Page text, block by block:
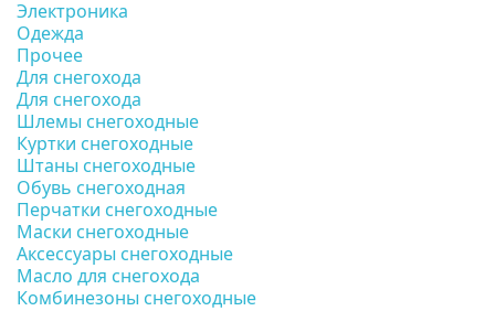
Электроника
Одежда
Прочее
Для снегохода
Для снегохода
Шлемы снегоходные
Куртки снегоходные
Штаны снегоходные
Обувь снегоходная
Перчатки снегоходные
Маски снегоходные
Аксессуары снегоходные
Масло для снегохода
Комбинезоны снегоходные